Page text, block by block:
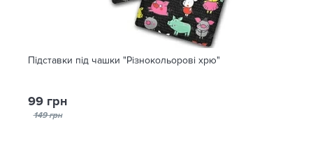
Підставки під чашки "Різнокольорові хрю"
99 грн
149 грн